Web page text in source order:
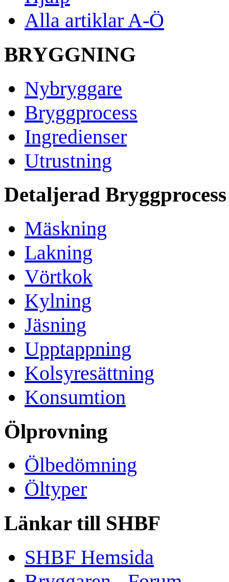
Alla artiklar A-Ö
BRYGGNING
Nybryggare
Bryggprocess
Ingredienser
Utrustning
Detaljerad Bryggprocess
Mäskning
Lakning
Vörtkok
Kylning
Jäsning
Upptappning
Kolsyresättning
Konsumtion
Ölprovning
Ölbedömning
Öltyper
Länkar till SHBF
SHBF Hemsida